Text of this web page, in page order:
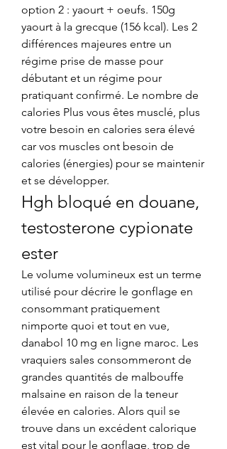
option 2 : yaourt + oeufs. 150g
yaourt à la grecque (156 kcal). Les 2
différences majeures entre un
régime prise de masse pour
débutant et un régime pour
pratiquant confirmé. Le nombre de
calories Plus vous êtes musclé, plus
votre besoin en calories sera élevé
car vos muscles ont besoin de
calories (énergies) pour se maintenir
et se développer.
Hgh bloqué en douane,
testosterone cypionate
ester
Le volume volumineux est un terme
utilisé pour décrire le gonflage en
consommant pratiquement
nimporte quoi et tout en vue,
danabol 10 mg en ligne maroc. Les
vraquiers sales consommeront de
grandes quantités de malbouffe
malsaine en raison de la teneur
élevée en calories. Alors quil se
trouve dans un excédent calorique
est vital pour le gonflage, trop de